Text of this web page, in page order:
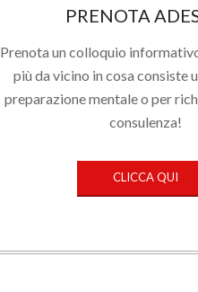
PRENOTA
Prenota un colloquio
più da vicino in cosa consiste
preparazione mentale o per
consulenza!
CLICCA QUI